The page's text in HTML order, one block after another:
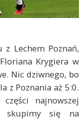
Lechem Poznań,
Krygiera w
Nic dziwnego, bo
z Poznania aż 5:0.
najnowszej
skupimy się na